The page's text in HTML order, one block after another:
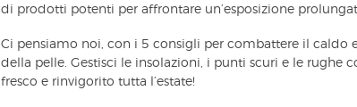
di prodotti potenti per affrontare un’esposizione
Ci pensiamo noi, con i 5 consigli per combattere il caldo
della pelle. Gestisci le insolazioni, i punti scuri e le rughe
fresco e rinvigorito tutta l’estate!